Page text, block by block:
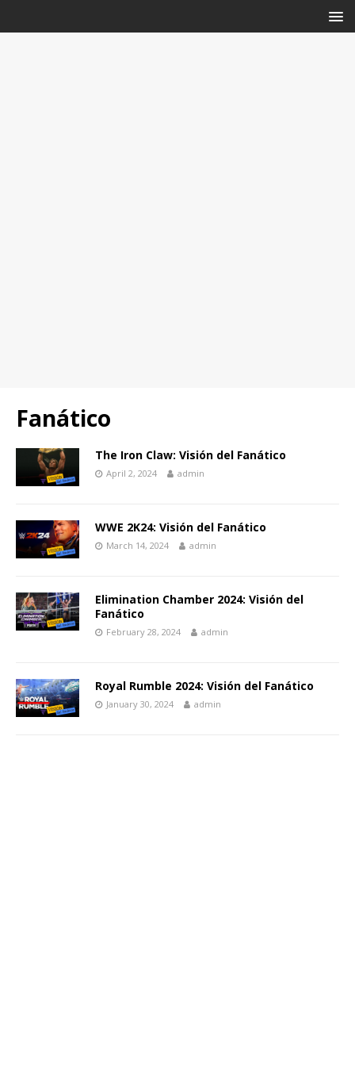
Fanático
The Iron Claw: Visión del Fanático
April 2, 2024 admin
WWE 2K24: Visión del Fanático
March 14, 2024 admin
Elimination Chamber 2024: Visión del
Fanático
February 28, 2024 admin
Royal Rumble 2024: Visión del Fanático
January 30, 2024 admin